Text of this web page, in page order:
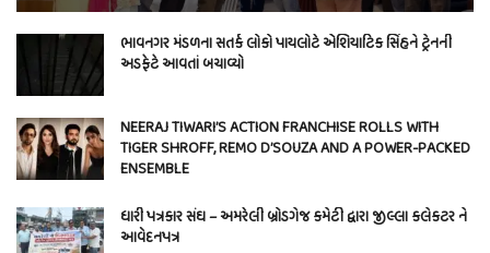
ભાવનગર મંડળના સતર્ક લોકો પાયલોટે એશિયાટિક સિંહને ટ્રેનની
અડફેટે આવતાં બચાવ્યો
NEERAJ TIWARI’S ACTION FRANCHISE ROLLS WITH
TIGER SHROFF, REMO D’SOUZA AND A POWER-PACKED
ENSEMBLE
ધારી પત્રકાર સંઘ – અમરેલી બ્રોડગેજ કમેટી દ્વારા જીલ્લા કલેકટર ને
આવેદનપત્ર